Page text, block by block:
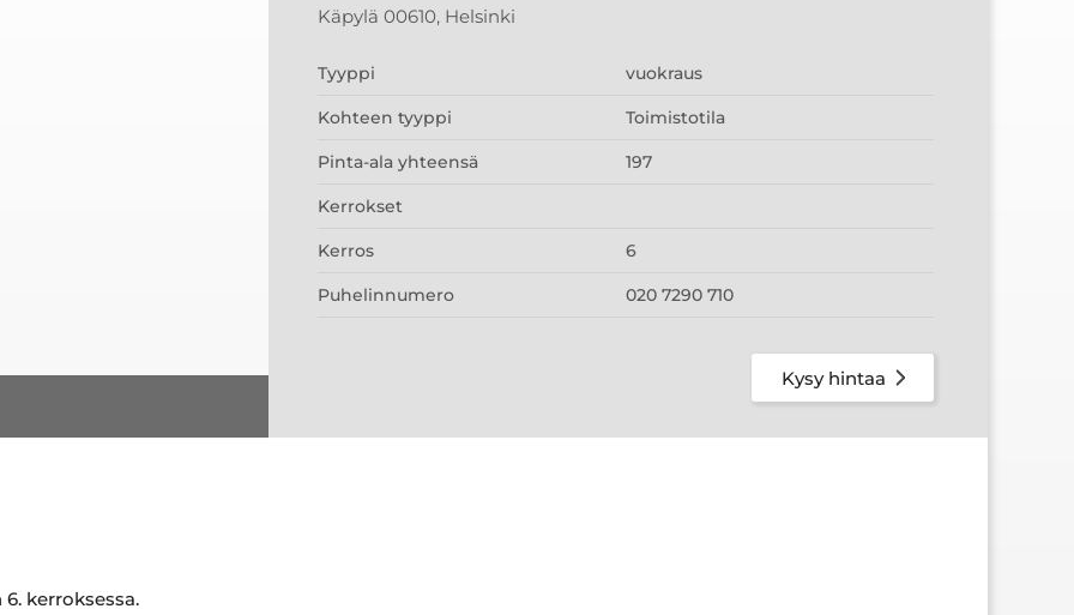
Käpylä 00610, Helsinki
Tyyppi vuokraus
Kohteen tyyppi Toimistotila
Pinta-ala yhteensä 197
Kerrokset
Kerros 6
Puhelinnumero 020 7290 710
Kysy hintaa
kerroksessa.